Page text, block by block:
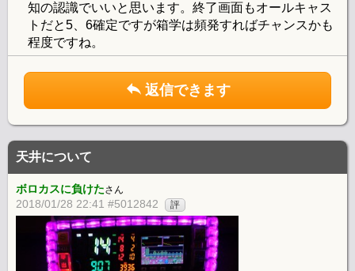
知の認識でいいと思います。終了画面もオールキャス
トだと5、6確定ですが箱学は頻発すればチャンスかも
程度ですね。
返信できます
天井について
ボロカスに負けたさん
2018/01/28 22:41 #5012842 評